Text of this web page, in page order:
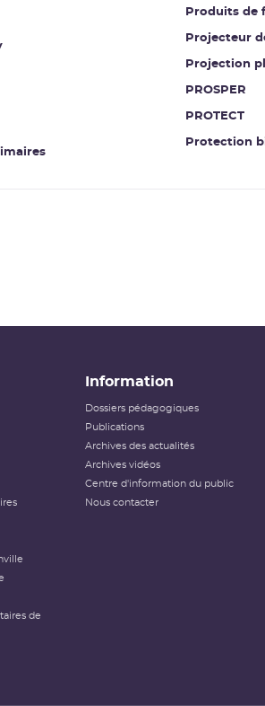
Produits de
Projecteur
Projection
PROSPER
PROTECT
Protection
de
Information
Dossiers pédagogiques
Publications
Archives des actualités
Archives vidéos
Centre d'information du public
Nous contacter